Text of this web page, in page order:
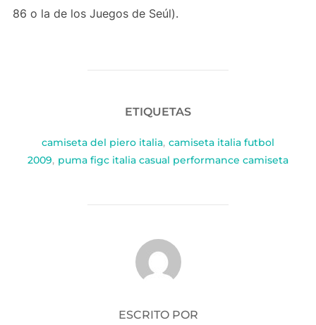
86 o la de los Juegos de Seúl).
ETIQUETAS
camiseta del piero italia, camiseta italia futbol
2009, puma figc italia casual performance camiseta
AUTOR DE LA PUBLICACIÓN
ESCRITO POR